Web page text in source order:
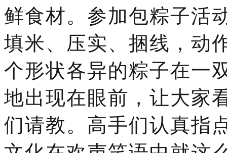
鲜食材。参加包粽子活
填米、压实、捆线，动
个形状各异的粽子在一
地出现在眼前，让大家
们请教。高手们认真指